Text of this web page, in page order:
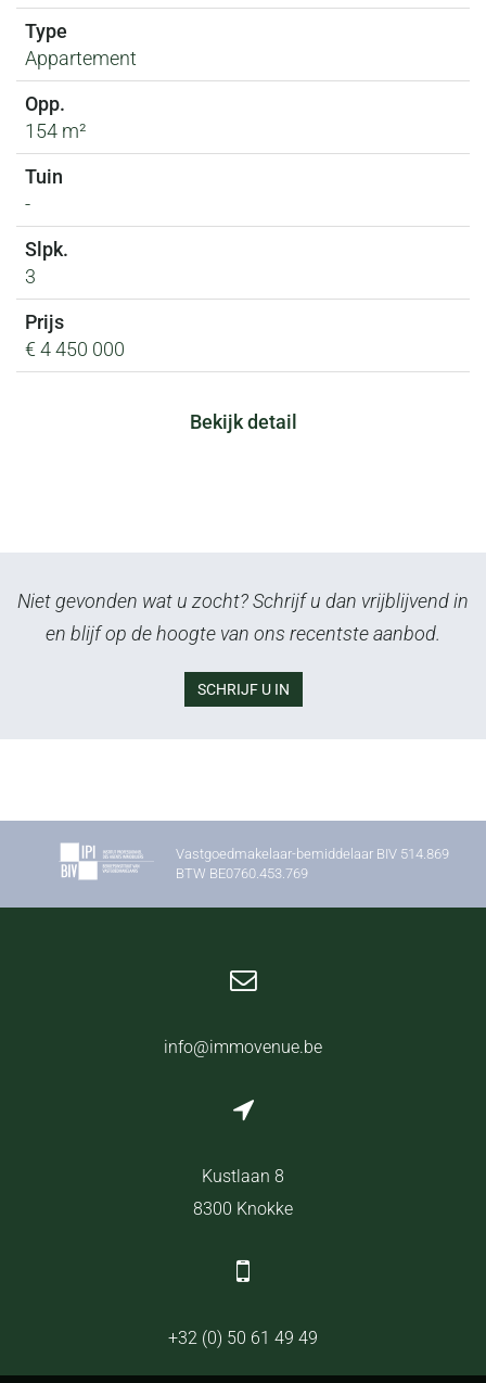
Appartement
154 m²
-
3
€ 4 450 000
Bekijk detail
Niet gevonden wat u zocht? Schrijf u dan vrijblijvend in
en blijf op de hoogte van ons recentste aanbod.
SCHRIJF U IN
Vastgoedmakelaar-bemiddelaar BIV 514.869
BTW BE0760.453.769
info@immovenue.be
Kustlaan 8
8300 Knokke
+32 (0) 50 61 49 49